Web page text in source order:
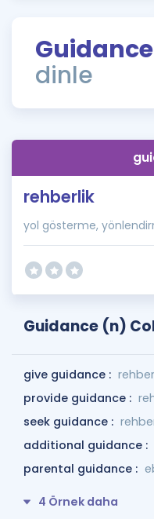
Rehberlik Aracı
ÖSYM Sınav
İngilizce Gramer
Guidance
dinle
rehberlik
yol gösterme,
Guidance (n)
give guidance :
provide guidance :
seek guidance :
additional guidance :
parental guidance :
4 Örnek daha